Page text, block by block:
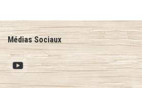
Médias Sociaux